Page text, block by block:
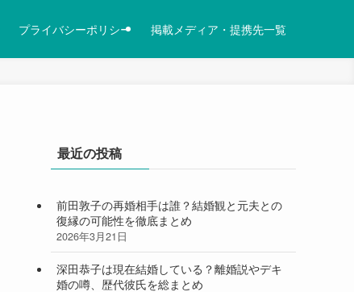
プライバシーポリシー 掲載メディア・提携先一覧
最近の投稿
前田敦子の再婚相手は誰？結婚観と元夫との
復縁の可能性を徹底まとめ
2026年3月21日
深田恭子は現在結婚している？離婚説やデキ
婚の噂、歴代彼氏を総まとめ